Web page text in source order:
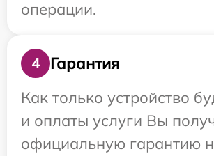
операции.
4
Гарантия
Как только устройство
и оплаты услуги Вы
официальную гарантию